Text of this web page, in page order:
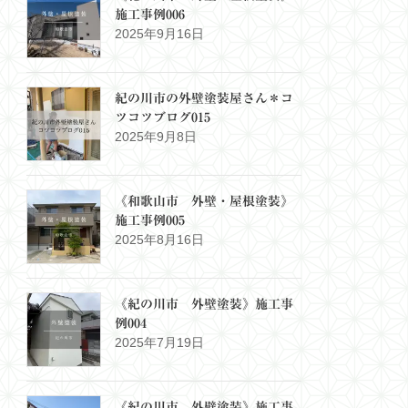
施工事例006
2025年9月16日
紀の川市の外壁塗装屋さん＊コ
ツコツブログ015
2025年9月8日
《和歌山市 外壁・屋根塗装》
施工事例005
2025年8月16日
《紀の川市 外壁塗装》施工事
例004
2025年7月19日